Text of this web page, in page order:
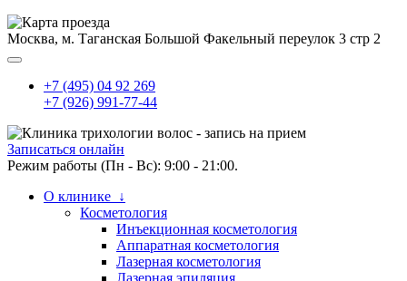
Москва, м. Таганская Большой Факельный переулок 3 стр 2
+7 (495) 04 92 269
+7 (926) 991-77-44
Записаться онлайн
Режим работы (Пн - Вс): 9:00 - 21:00.
О клинике ↓
Косметология
Инъекционная косметология
Аппаратная косметология
Лазерная косметология
Лазерная эпиляция